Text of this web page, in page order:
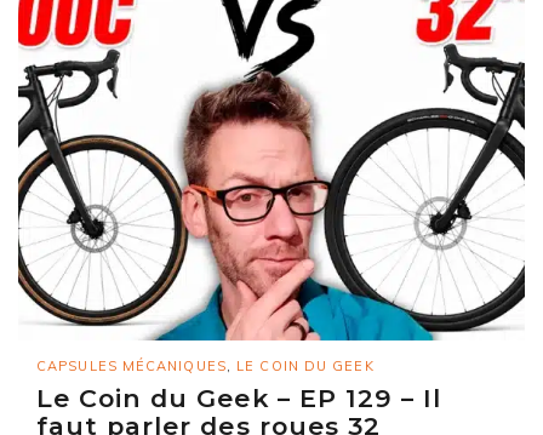
CAPSULES MÉCANIQUES, LE COIN DU GEEK
Le Coin du Geek – EP 129 – Il
faut parler des roues 32